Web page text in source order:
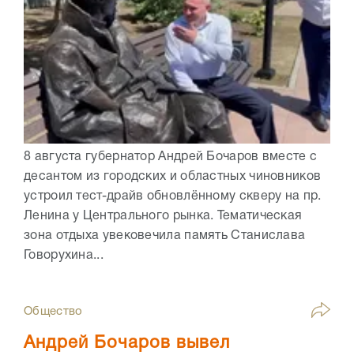
8 августа губернатор Андрей Бочаров вместе с
десантом из городских и областных чиновников
устроил тест-драйв обновлённому скверу на пр.
Ленина у Центрального рынка. Тематическая
зона отдыха увековечила память Станислава
Говорухина...
Общество
Андрей Бочаров вывел